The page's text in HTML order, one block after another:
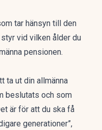
tar hänsyn till den
vid vilken ålder du
pensionen.
ta ut din allmänna
beslutats och som
är för att du ska få
generationer”,